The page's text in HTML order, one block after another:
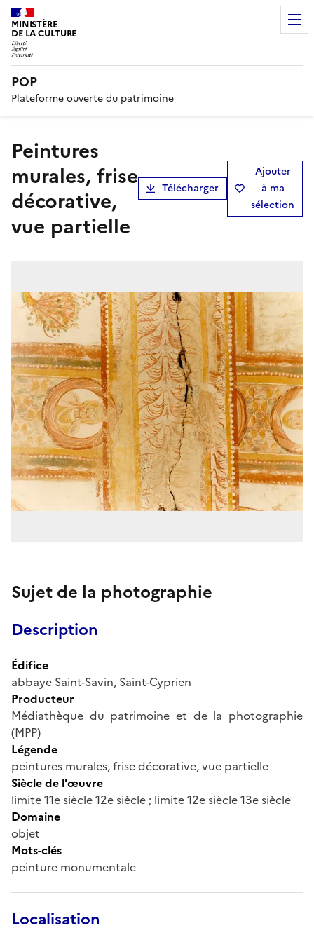
MINISTÈRE
DE LA CULTURE
POP
Plateforme ouverte du patrimoine
peintures
murales, frise
décorative,
vue partielle
Télécharger
Ajouter
à ma
sélection
Sujet de la photographie
Description
Édifice
abbaye Saint-Savin, Saint-Cyprien
Producteur
Médiathèque du patrimoine et de la photographie
(MPP)
Légende
peintures murales, frise décorative, vue partielle
Siècle de l'œuvre
limite 11e siècle 12e siècle ; limite 12e siècle 13e siècle
Domaine
objet
Mots-clés
peinture monumentale
Localisation